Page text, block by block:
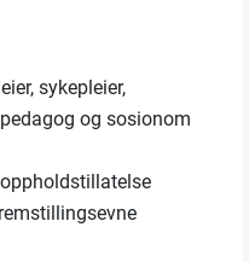
sykepleier,
og sosionom